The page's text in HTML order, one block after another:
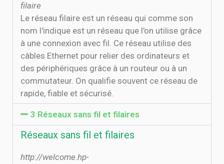
filaire
Le réseau filaire est un réseau qui comme son
nom l'indique est un réseau que l'on utilise grâce
à une connexion avec fil. Ce réseau utilise des
câbles Ethernet pour relier des ordinateurs et
des périphériques grâce à un routeur ou à un
commutateur. On qualifie souvent ce réseau de
rapide, fiable et sécurisé.
3 Réseaux sans fil et filaires
Réseaux sans fil et filaires
http://welcome.hp-